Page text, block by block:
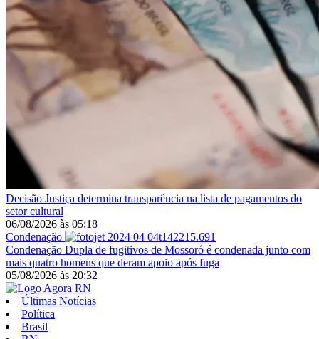
Decisão Justiça determina transparência na lista de pagamentos do
setor cultural
06/08/2026 às 05:18
Condenação
Condenação Dupla de fugitivos de Mossoró é condenada junto com
mais quatro homens que deram apoio após fuga
05/08/2026 às 20:32
Últimas Notícias
Política
Brasil